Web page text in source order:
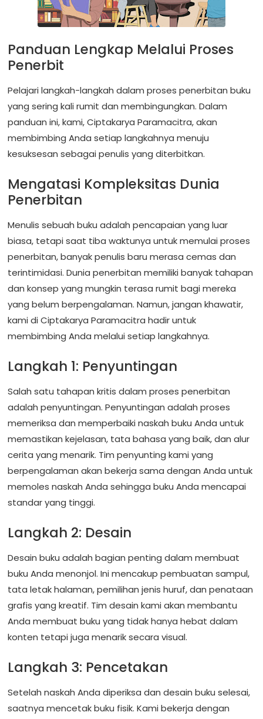
Panduan Lengkap Melalui Proses
Penerbit
Pelajari langkah-langkah dalam proses penerbitan buku
yang sering kali rumit dan membingungkan. Dalam
panduan ini, kami, Ciptakarya Paramacitra, akan
membimbing Anda setiap langkahnya menuju
kesuksesan sebagai penulis yang diterbitkan.
Mengatasi Kompleksitas Dunia
Penerbitan
Menulis sebuah buku adalah pencapaian yang luar
biasa, tetapi saat tiba waktunya untuk memulai proses
penerbitan, banyak penulis baru merasa cemas dan
terintimidasi. Dunia penerbitan memiliki banyak tahapan
dan konsep yang mungkin terasa rumit bagi mereka
yang belum berpengalaman. Namun, jangan khawatir,
kami di Ciptakarya Paramacitra hadir untuk
membimbing Anda melalui setiap langkahnya.
Langkah 1: Penyuntingan
Salah satu tahapan kritis dalam proses penerbitan
adalah penyuntingan. Penyuntingan adalah proses
memeriksa dan memperbaiki naskah buku Anda untuk
memastikan kejelasan, tata bahasa yang baik, dan alur
cerita yang menarik. Tim penyunting kami yang
berpengalaman akan bekerja sama dengan Anda untuk
memoles naskah Anda sehingga buku Anda mencapai
standar yang tinggi.
Langkah 2: Desain
Desain buku adalah bagian penting dalam membuat
buku Anda menonjol. Ini mencakup pembuatan sampul,
tata letak halaman, pemilihan jenis huruf, dan penataan
grafis yang kreatif. Tim desain kami akan membantu
Anda membuat buku yang tidak hanya hebat dalam
konten tetapi juga menarik secara visual.
Langkah 3: Pencetakan
Setelah naskah Anda diperiksa dan desain buku selesai,
saatnya mencetak buku fisik. Kami bekerja dengan